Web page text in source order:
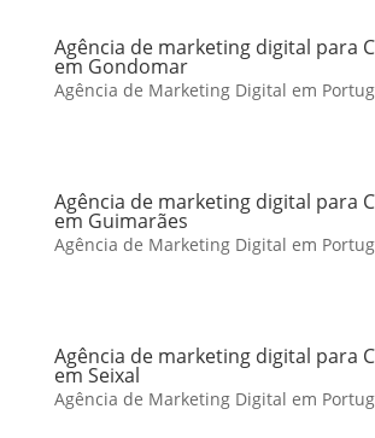
Agência de marketing digital para
em Gondomar
Agência de Marketing Digital em
Agência de marketing digital para
em Guimarães
Agência de Marketing Digital em
Agência de marketing digital para
em Seixal
Agência de Marketing Digital em